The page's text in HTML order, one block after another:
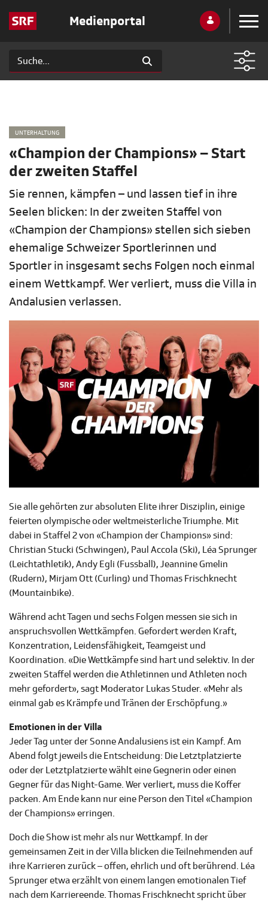
Medienportal
UNTERHALTUNG
«Champion der Champions» – Start
der zweiten Staffel
Sie rennen, kämpfen – und lassen tief in ihre
Seelen blicken: In der zweiten Staffel von
«Champion der Champions» stellen sich sieben
ehemalige Schweizer Sportlerinnen und
Sportler in insgesamt sechs Folgen noch einmal
einem Wettkampf. Wer verliert, muss die Villa in
Andalusien verlassen.
Sie alle gehörten zur absoluten Elite ihrer Disziplin, einige
feierten olympische oder weltmeisterliche Triumphe. Mit
dabei in Staffel 2 von «Champion der Champions» sind:
Christian Stucki (Schwingen), Paul Accola (Ski), Léa Sprunger
(Leichtathletik), Andy Egli (Fussball), Jeannine Gmelin
(Rudern), Mirjam Ott (Curling) und Thomas Frischknecht
(Mountainbike).
Während acht Tagen und sechs Folgen messen sie sich in
anspruchsvollen Wettkämpfen. Gefordert werden Kraft,
Konzentration, Leidensfähigkeit, Teamgeist und
Koordination. «Die Wettkämpfe sind hart und selektiv. In der
zweiten Staffel werden die Athletinnen und Athleten noch
mehr gefordert», sagt Moderator Lukas Studer. «Mehr als
einmal gab es Krämpfe und Tränen der Erschöpfung.»
Emotionen in der Villa
Jeder Tag unter der Sonne Andalusiens ist ein Kampf. Am
Abend folgt jeweils die Entscheidung: Die Letztplatzierte
oder der Letztplatzierte wählt eine Gegnerin oder einen
Gegner für das Night-Game. Wer verliert, muss die Koffer
packen. Am Ende kann nur eine Person den Titel «Champion
der Champions» erringen.
Doch die Show ist mehr als nur Wettkampf. In der
gemeinsamen Zeit in der Villa blicken die Teilnehmenden auf
ihre Karrieren zurück – offen, ehrlich und oft berührend. Léa
Sprunger etwa erzählt von einem langen emotionalen Tief
nach dem Karriereende. Thomas Frischknecht spricht über